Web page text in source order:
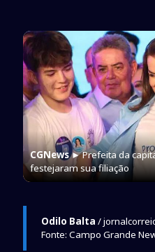
CGNews► Prefeita da
festejaram sua filiação
Odilo Balta /
Fonte: Campo Grande